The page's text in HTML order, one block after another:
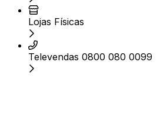
Lojas Físicas
Televendas 0800 080 0099